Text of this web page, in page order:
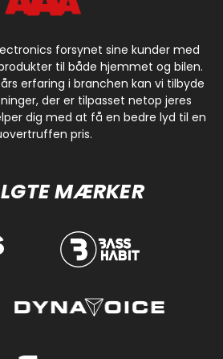
forsynet sine kunder med
til både hjemmet og bilen.
erfaring i branchen kan vi tilbyde
der er tilpasset netop jeres
dig med at få en bedre lyd til en
pris.
MÆRKER